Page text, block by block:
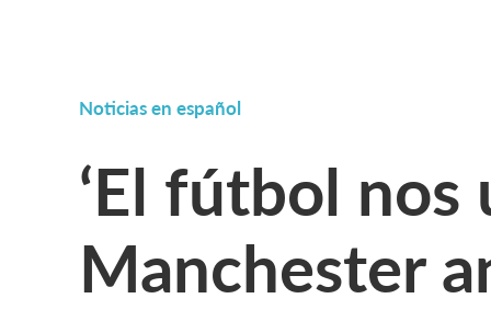
Noticias en español
‘El fútbol nos
Manchester